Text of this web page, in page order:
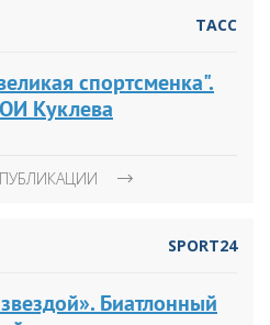
ТАСС
спортсменка".
Куклева
SPORT24
Биатлонный